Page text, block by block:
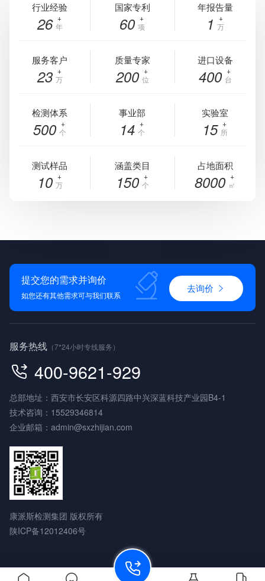
行业经验
26 年
国家专利
60 项
年报告量
1 万
服务客户
23 万
质量专家
200 位
进口设备
400 台
检测体系
500 个
事业部
14 个
实验室
15 所
测试样品
10 万
涵盖类目
150 个
占地面积
8000 ㎡
提交您的需求并询价
如您还有其他需求可与我们联系
去询价
服务热线 （7*24小时专线服务）
400-9621-929
总部地址：西安市长安区科源四路中兴深蓝科技产业园B4-1
技术咨询： 15529346814
企业邮箱： admin@sxzhijian.com
康派斯检测集团 版权所有
陕ICP备12012406号